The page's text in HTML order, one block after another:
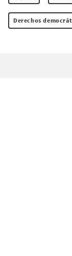
Derechos